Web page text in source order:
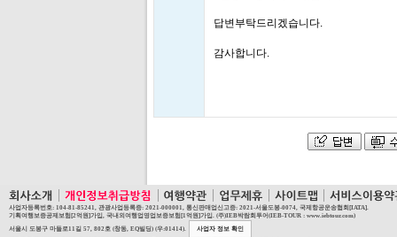
답변부탁드리겠습니다.
감사합니다.
사업자등록번호: 104-81-85241, 관광사업등록증: 2021-000001, 통신판매업신고증: 2021-서울도봉-0074, 국제항공운송협회[IATA].
기획여행보증공제보험[2억원]가입, 국내외여행업영업보증보험[1억원]가입. (주)IEB박람회투어(IEB-TOUR : www.iebtour.com)
서울시 도봉구 마들로11길 57, 802호 (창동, EQ빌딩) (우:01414).
사업자 정보 확인